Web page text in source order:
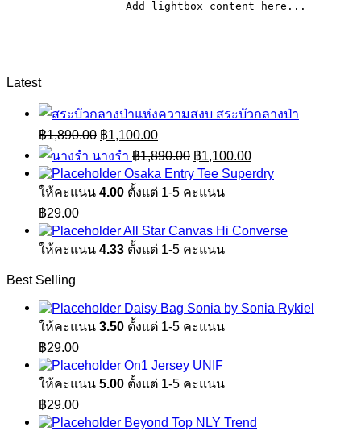
Latest
สระบัวกลางป่า
฿1,890.00 Original
price
was:
฿1,890.00.
฿1,100.00Current
price
is:
฿1,100.00.
นางรำ ฿1,890.00 Original
price
was:
฿1,890.00.
฿1,100.00Current
price
is:
Osaka Entry Tee Superdry
ให้คะแนน 4.00 ตั้งแต่ 1-5 คะแนน
฿29.00
All Star Canvas Hi Converse
ให้คะแนน 4.33 ตั้งแต่ 1-5 คะแนน
Best Selling
Daisy Bag Sonia by Sonia Rykiel
ให้คะแนน 3.50 ตั้งแต่ 1-5 คะแนน
฿29.00
On1 Jersey UNIF
ให้คะแนน 5.00 ตั้งแต่ 1-5 คะแนน
฿29.00
Beyond Top NLY Trend